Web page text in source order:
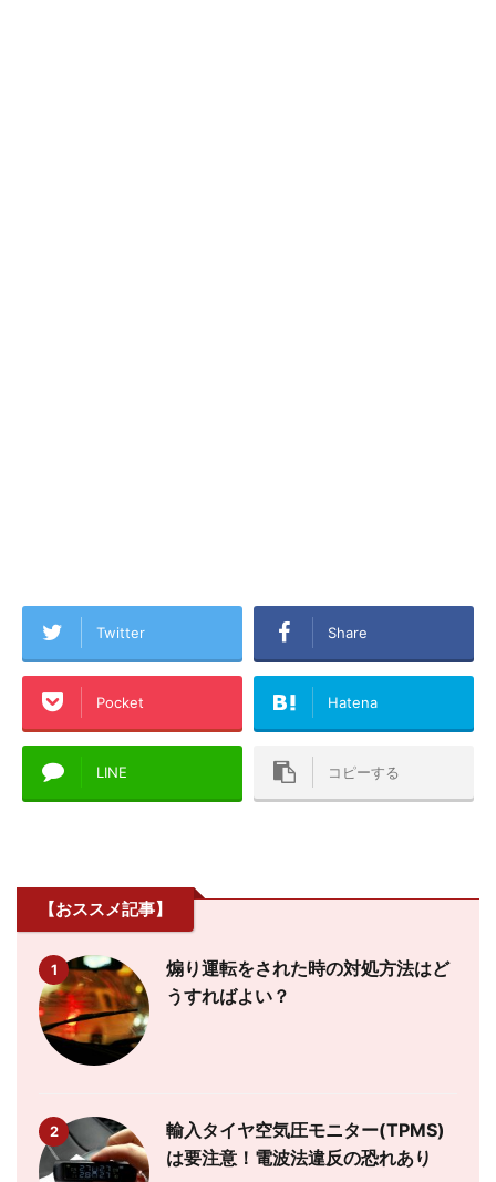
Twitter Share
Pocket Hatena
LINE コピーする
【おススメ記事】
1
煽り運転をされた時の対処方法はど
うすればよい？
2
輸入タイヤ空気圧モニター(TPMS)
は要注意！電波法違反の恐れあり